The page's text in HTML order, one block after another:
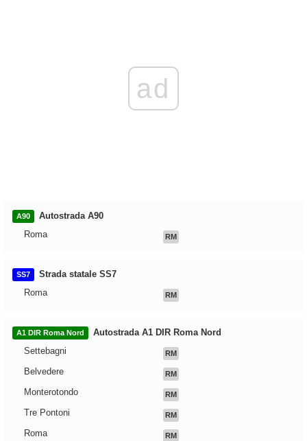
ad
A90
Autostrada A90
Roma
RM
SS7
Strada statale SS7
Roma
RM
A1 DIR Roma Nord
Autostrada A1 DIR Roma Nord
Settebagni
RM
Belvedere RM
Monterotondo RM
Tre Pontoni RM
Roma RM